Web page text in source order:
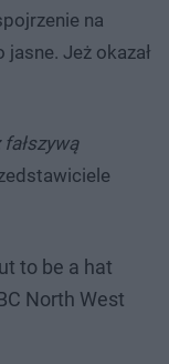
na
jasne. Jeż okazał
to be a hat
North West